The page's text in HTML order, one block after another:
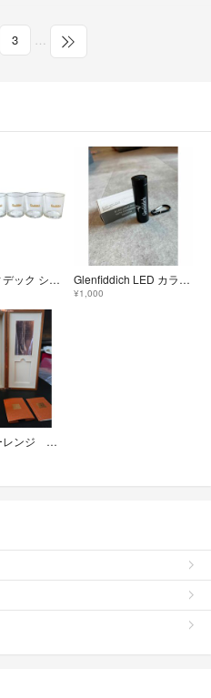
3 …
グレンフィデック ショットグラス 6個入り【AFI26】【中古】 Glenfiddich LED カラビナ付ライト グレンフィディック
¥1,000
グレンモーレンジ グランドヴィンテージ1998 GLENMORANGIE 正規品